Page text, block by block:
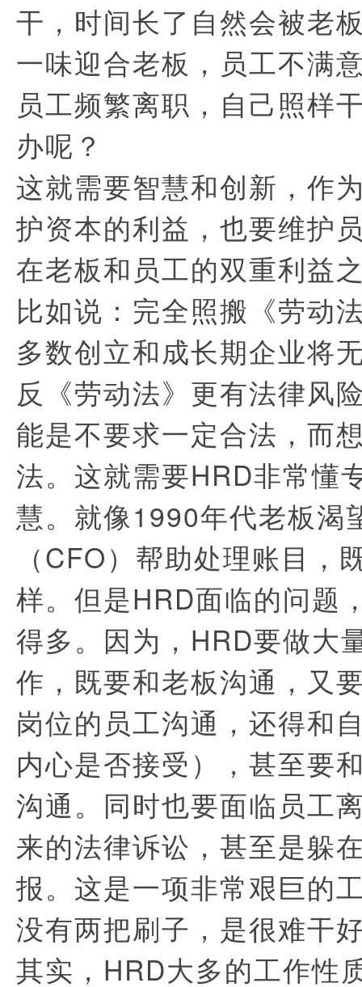
干，时间长了自然会被老
一味迎合老板，员工不满
员工频繁离职，自己照样
办呢？
这就需要智慧和创新，作
护资本的利益，也要维护
在老板和员工的双重利益
比如说：完全照搬《劳动
多数创立和成长期企业将
反《劳动法》更有法律风
能是不要求一定合法，而
法。这就需要HRD非常懂
慧。就像1990年代老板渴
（CFO）帮助处理账目，
样。但是HRD面临的问题
得多。因为，HRD要做大
作，既要和老板沟通，又
岗位的员工沟通，还得和
内心是否接受），甚至要
沟通。同时也要面临员工
来的法律诉讼，甚至是躲
报。这是一项非常艰巨的
没有两把刷子，是很难干
其实，HRD大多的工作性